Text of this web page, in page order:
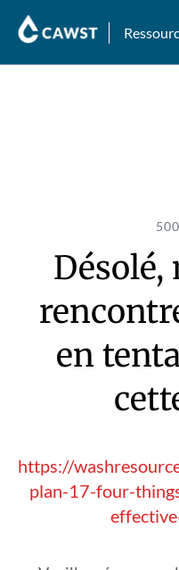
Désolé,
en
https://
plan-17-four-